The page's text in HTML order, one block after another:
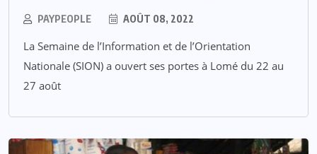
PAYPEOPLE AOÛT 08, 2022
La Semaine de l’Information et de l’Orientation
Nationale (SION) a ouvert ses portes à Lomé du 22 au
27 août